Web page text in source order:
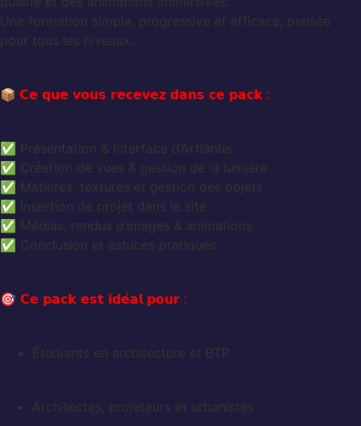
Une formation simple, progressive et efficace, pensée
pour tous les niveaux.
📦 𝗖𝗲 𝗾𝘂𝗲 𝘃𝗼𝘂𝘀 𝗿𝗲𝗰𝗲𝘃𝗲𝘇 𝗱𝗮𝗻𝘀 𝗰𝗲 𝗽𝗮𝗰𝗸 :
✅ Présentation & Interface d’Artlantis
✅ Création de vues & gestion de la lumière
✅ Matières, textures et gestion des objets
✅ Insertion de projet dans le site
✅ Médias, rendus d’images & animations
✅ Conclusion et astuces pratiques
🎯 𝗖𝗲 𝗽𝗮𝗰𝗸 𝗲𝘀𝘁 𝗶𝗱𝗲́𝗮𝗹 𝗽𝗼𝘂𝗿 :
Étudiants en architecture et BTP
Architectes, projeteurs et urbanistes